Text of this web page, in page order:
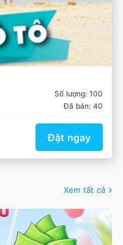
Số lượng: 100
Đã bán: 40
Đặt ngay
Xem tất cả